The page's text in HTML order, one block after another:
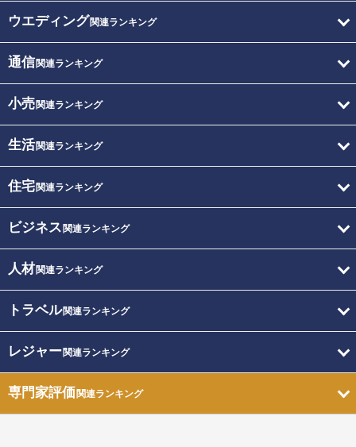
ウエディング関連ランキング
通信関連ランキング
小売関連ランキング
生活関連ランキング
住宅関連ランキング
ビジネス 関連ランキング
人材関連ランキング
トラベル関連ランキング
レジャー関連ランキング
専門家評価関連ランキング